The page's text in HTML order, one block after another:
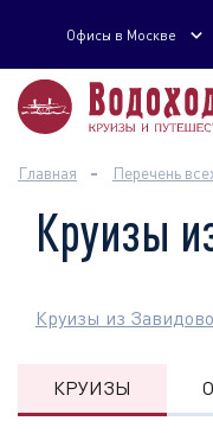
Офисы в Москве
Введите
Главная Перечень
Круизы
Круизы из
КРУИЗЫ